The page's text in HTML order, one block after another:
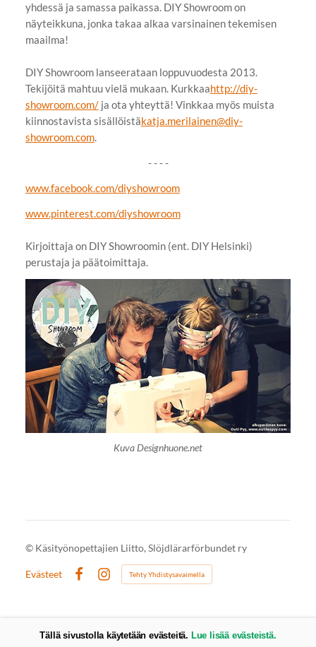
yhdessä ja samassa paikassa. DIY Showroom on
näyteikkuna, jonka takaa alkaa varsinainen tekemisen
maailma!
DIY Showroom lanseerataan loppuvuodesta 2013.
Tekijöitä mahtuu vielä mukaan. Kurkkaahttp://diy-
showroom.com/ja ota yhteyttä! Vinkkaa myös muista
kiinnostavista sisällöistäkatja.merilainen@diy-
showroom.com.
- - - -
www.facebook.com/diyshowroom
www.pinterest.com/diyshowroom
Kirjoittaja on DIY Showroomin (ent. DIY Helsinki)
perustaja ja päätoimittaja.
Kuva Designhuone.net
© Käsityönopettajien Liitto, Slöjdlärarförbundet ry
Evästeet
Instagram
Tehty Yhdistysavaimella
Tällä sivustolla käytetään evästeitä. Lue lisää evästeistä.